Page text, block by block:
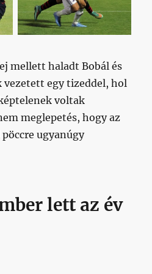
bejegyzéshez
mellett haladt Bobál és
vezetett egy tizeddel, hol
voltak
meglepetés, hogy az
ugyanúgy
lett az év